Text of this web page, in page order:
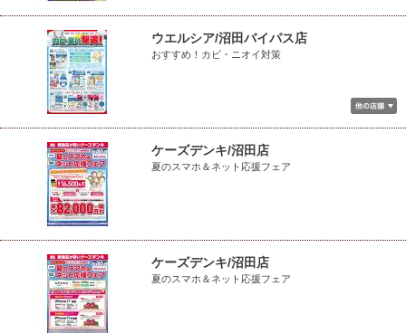
ウエルシア/沼田バイパス店
おすすめ！カビ・ニオイ対策
ケーズデンキ/沼田店
夏のスマホ＆ネット応援フェア
ケーズデンキ/沼田店
夏のスマホ＆ネット応援フェア